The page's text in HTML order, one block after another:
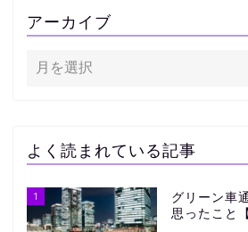
アーカイブ
よく読まれている記事
1
グリーン車
思ったこと